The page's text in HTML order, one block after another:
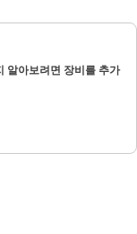
알아보려면 장비를 추가